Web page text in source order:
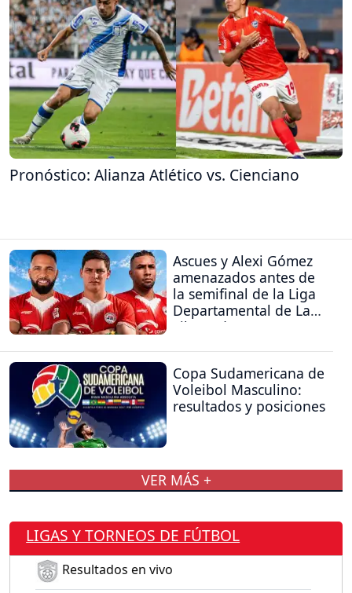
Pronóstico: Alianza Atlético vs. Cienciano
Ascues y Alexi Gómez
amenazados antes de
la semifinal de la Liga
Departamental de La
Libertad
Copa Sudamericana de
Voleibol Masculino:
resultados y posiciones
VER MÁS +
LIGAS Y TORNEOS DE FÚTBOL
Resultados en vivo